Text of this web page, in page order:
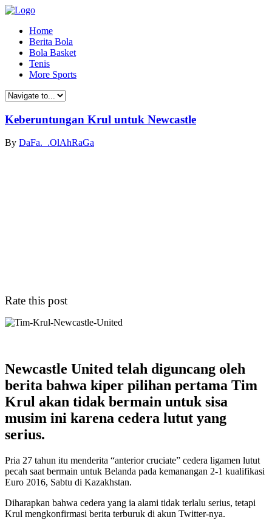
Home
Berita Bola
Bola Basket
Tenis
More Sports
Keberuntungan Krul untuk Newcastle
By DaFa._.OlAhRaGa
Rate this post
Newcastle United telah diguncang oleh
berita bahwa kiper pilihan pertama Tim
Krul akan tidak bermain untuk sisa
musim ini karena cedera lutut yang
serius.
Pria 27 tahun itu menderita “anterior cruciate” cedera ligamen lutut
pecah saat bermain untuk Belanda pada kemanangan 2-1 kualifikasi
Euro 2016, Sabtu di Kazakhstan.
Diharapkan bahwa cedera yang ia alami tidak terlalu serius, tetapi
Krul mengkonfirmasi berita terburuk di akun Twitter-nya.